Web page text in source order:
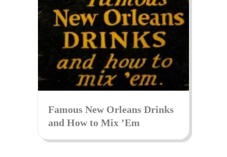
Famous New Orleans Drinks
and How to Mix ’Em